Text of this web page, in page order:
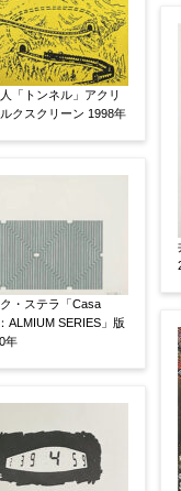
その他
印有 鑑定証
「トンネル」アクリ
クスクリーン 1998年
・ステラ「Casa
ALMIUM SERIES」版
年